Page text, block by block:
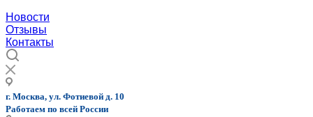
Новости
Отзывы
Контакты
г. Москва, ул. Фотиевой д. 10
Работаем по всей России